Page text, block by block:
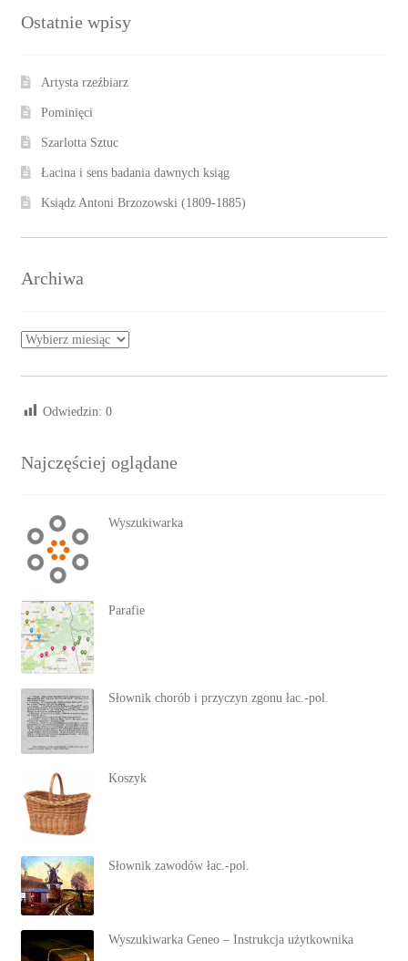
Ostatnie wpisy
Artysta rzeźbiarz
Pominięci
Szarlotta Sztuc
Łacina i sens badania dawnych ksiąg
Ksiądz Antoni Brzozowski (1809-1885)
Archiwa
Archiwa
Odwiedzin: 0
Najczęściej oglądane
Wyszukiwarka
Parafie
Słownik chorób i przyczyn zgonu łac.-pol.
Koszyk
Słownik zawodów łac.-pol.
Wyszukiwarka Geneo – Instrukcja użytkownika